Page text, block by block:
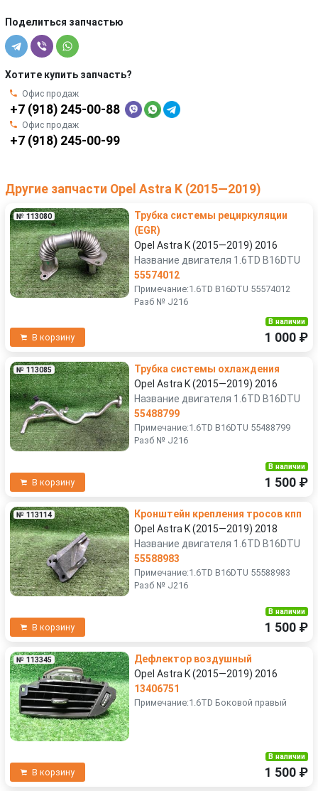
Поделиться запчастью
Хотите купить запчасть?
Офис продаж
+7 (918) 245-00-88
Офис продаж
+7 (918) 245-00-99
Другие запчасти Opel Astra K (2015—2019)
№ 113080
Трубка системы рециркуляции
(EGR)
Opel Astra K (2015—2019) 2016
Название двигателя 1.6TD B16DTU
55574012
Примечание:1.6TD B16DTU 55574012
Разб № J216
В корзину
В наличии
1 000 ₽
№ 113085
Трубка системы охлаждения
Opel Astra K (2015—2019) 2016
Название двигателя 1.6TD B16DTU
55488799
Примечание:1.6TD B16DTU 55488799
Разб № J216
В корзину
В наличии
1 500 ₽
№ 113114
Кронштейн крепления тросов кпп
Opel Astra K (2015—2019) 2018
Название двигателя 1.6TD B16DTU
55588983
Примечание:1.6TD B16DTU 55588983
Разб № J216
В корзину
В наличии
1 500 ₽
№ 113345
Дефлектор воздушный
Opel Astra K (2015—2019) 2016
13406751
Примечание:1.6TD Боковой правый
В корзину
В наличии
1 500 ₽